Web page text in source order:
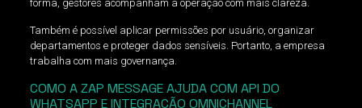
forma, gestores acompanham a operação com mais clareza.
Também é possível aplicar permissões por usuário, organizar
departamentos e proteger dados sensíveis. Portanto, a empresa
trabalha com mais governança.
COMO A ZAP MESSAGE AJUDA COM API DO
WHATSAPP E INTEGRAÇÃO OMNICHANNEL